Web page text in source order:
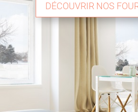
DÉCOUVRIR NOS